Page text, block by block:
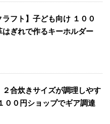
ラフト】子ども向け １００
はぎれで作るキーホルダー
２合炊きサイズが調理しやす
００円ショップでギア調達